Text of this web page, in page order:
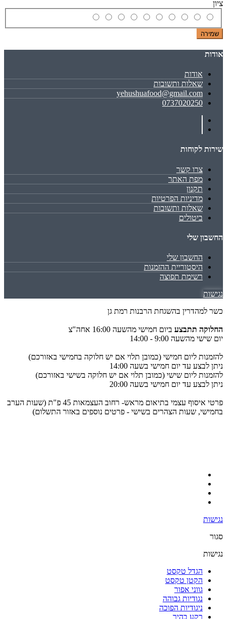
ציון
שמירה
אודות
אודות
שאלות ותשובות
yehushuafood@gmail.com
0737020250
שירות לקוחות
צרו קשר
מפת האתר
תקנון
מדיניות הפרטיות
שאלות ותשובות
ביטולים
החשבון שלי
החשבון שלי
היסטוריית ההזמנות
רשימת תפוצה
נגישות
כשר למהדרין בהשגחת הרבנות רמת גן
החלוקה תתבצע ביום חמישי מהשעה 16:00 אחה"צ
יום שישי מהשעה 9:00 - 14:00
להזמנות ליום חמישי (כמובן תלוי אם יש חלוקה בחמישי באזורכם)
ניתן לבצע עד יום חמישי בשעה 14:00
להזמנות ליום שישי (כמובן תלוי אם יש חלוקה בשישי באזורכם)
ניתן לבצע עד יום חמישי בשעה 20:00
פרטי איסוף עצמי בתיאום מראש- רחוב העצמאות 45 פ"ת (שעות הערב
בחמישי, שעות הצהרים בשישי - פרטים נוספים באזור התשלום)
נגישות
סגור
נגישות
הגדל טקסט
הקטן טקסט
גווני אפור
נגודיות גבוהה
ניגודיות הפוכה
רקע בהיר